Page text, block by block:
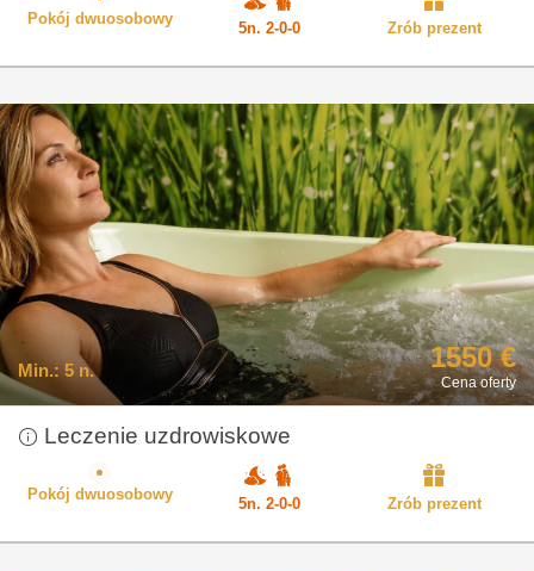
Zrób prezent
Pokój dwuosobowy
5n. 2-0-0
Min.: 5 n. 1550 €
Cena oferty
Leczenie uzdrowiskowe
Zrób prezent
Pokój dwuosobowy
5n. 2-0-0